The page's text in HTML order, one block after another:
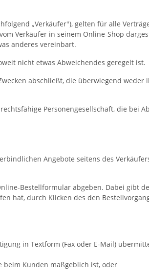
„Verkäufer"), gelten für alle
Verkäufer in seinem Online-Shop
anderes vereinbart.
nicht etwas Abweichendes geregelt ist.
abschließt, die überwiegend
Personengesellschaft, die bei
Angebote seitens des
Bestellformular abgeben. Dabei gibt
hat, durch Klicken des den
in Textform (Fax oder E-Mail)
beim Kunden maßgeblich ist, oder